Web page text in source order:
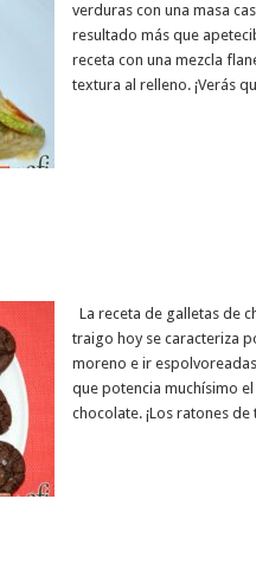
verduras con una masa
resultado más que
receta con una mezcla
textura al relleno. ¡Verás
La receta de galletas de
traigo hoy se caracteriza
moreno e ir
que potencia muchísimo
chocolate. ¡Los ratones